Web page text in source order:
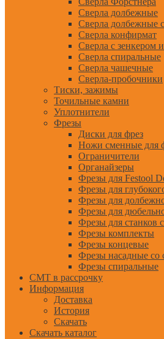
Сверла долбежные
Сверла долбежные
Сверла конфирмат
Сверла с зенкером
Сверла спиральные
Сверла чашечные
Сверла-пробочники
Тиски, зажимы
Точильные камни
Уплотнители
Фрезы
Диски для фрез
Ножи сменные для
Ограничители
Органайзеры
Фрезы для Festool
Фрезы для
Фрезы для
Фрезы для
Фрезы для станков
Фрезы комплекты
Фрезы концевые
Фрезы насадные
Фрезы спиральные
CMT в рассрочку
Информация
Доставка
История
Скачать
Скачать каталог